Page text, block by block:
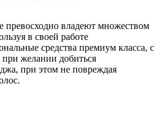
превосходно владеют множеством
в своей работе
средства премиум класса, с
желании добиться
при этом не повреждая